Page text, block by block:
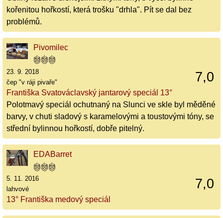
kořenitou hořkostí, která trošku "drhla". Pít se dal bez
problémů.
Pivomilec
7,0
23. 9. 2018
čep "v ráji pivaře"
Františka Svatováclavský jantarový speciál 13°
Polotmavý speciál ochutnaný na Slunci ve skle byl měděné
barvy, v chuti sladový s karamelovými a toustovými tóny, se
střední bylinnou hořkostí, dobře pitelný.
EDABarret
7,0
5. 11. 2016
lahvové
13° Františka medový speciál